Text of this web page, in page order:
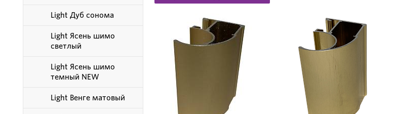
Light Дуб сонома
Light Ясень шимо
светлый
Light Ясень шимо
темный NEW
Light Венге матовый